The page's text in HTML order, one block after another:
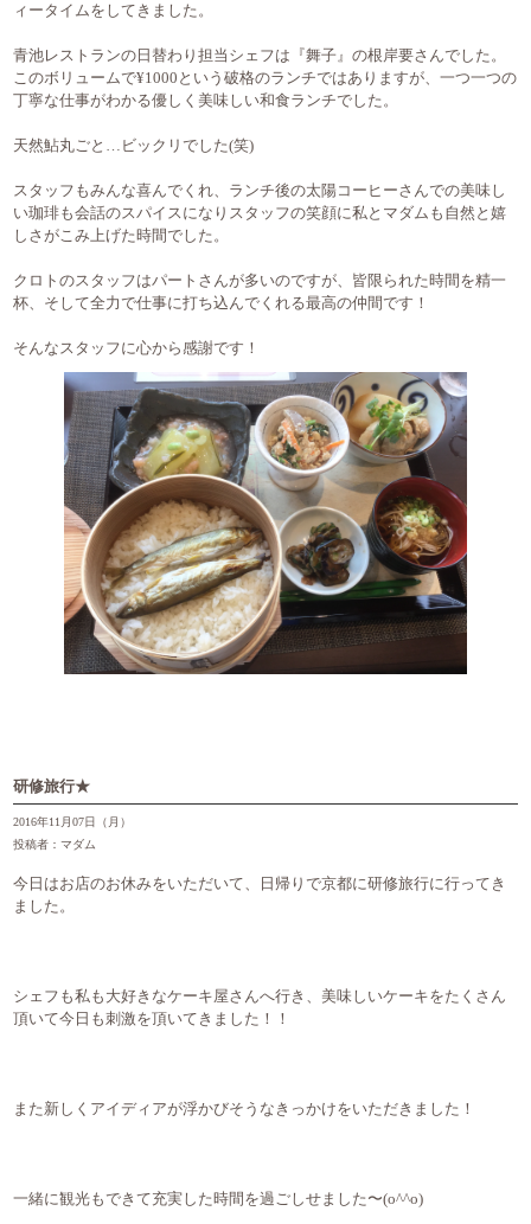
ィータイムをしてきました。
青池レストランの日替わり担当シェフは『舞子』の根岸要さんでした。
このボリュームで¥1000という破格のランチではありますが、一つ一つの
丁寧な仕事がわかる優しく美味しい和食ランチでした。
天然鮎丸ごと…ビックリでした(笑)
スタッフもみんな喜んでくれ、ランチ後の太陽コーヒーさんでの美味し
い珈琲も会話のスパイスになりスタッフの笑顔に私とマダムも自然と嬉
しさがこみ上げた時間でした。
クロトのスタッフはパートさんが多いのですが、皆限られた時間を精一
杯、そして全力で仕事に打ち込んでくれる最高の仲間です！
そんなスタッフに心から感謝です！
研修旅行★
2016年11月07日（月）
投稿者：マダム
今日はお店のお休みをいただいて、日帰りで京都に研修旅行に行ってき
ました。
シェフも私も大好きなケーキ屋さんへ行き、美味しいケーキをたくさん
頂いて今日も刺激を頂いてきました！！
また新しくアイディアが浮かびそうなきっかけをいただきました！
一緒に観光もできて充実した時間を過ごしせました〜(o^^o)